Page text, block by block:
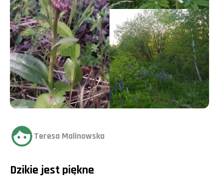
Teresa Malinowska
Dzikie jest piękne